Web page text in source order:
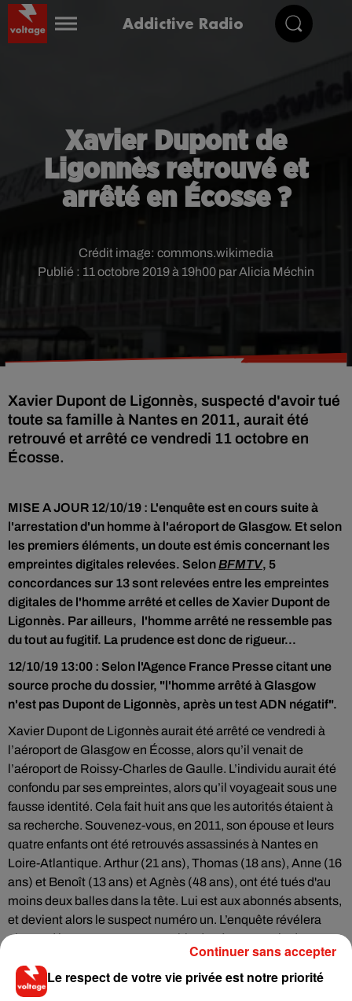
Addictive Radio
Xavier Dupont de
Ligonnès retrouvé et
arrêté en Écosse ?
Publié : 11 octobre 2019 à 19h00 par Alicia Méchin
Crédit image: commons.wikimedia
Xavier Dupont de Ligonnès, suspecté d'avoir tué
toute sa famille à Nantes en 2011, aurait été
retrouvé et arrêté ce vendredi 11 octobre en
Écosse.
MISE A JOUR 12/10/19 : L'enquête est en cours suite à
l'arrestation d'un homme à l'aéroport de Glasgow. Et selon
les premiers éléments, un doute est émis concernant les
empreintes digitales relevées. SelonBFMTV, 5
concordances sur 13 sont relevées entre les empreintes
digitales de l'homme arrêté et celles de Xavier Dupont de
Ligonnès. Par ailleurs, l'homme arrêté ne ressemble pas
du tout au fugitif. La prudence est donc de rigueur...
12/10/19 13:00 : Selon l'Agence France Presse citant une
source proche du dossier, "l'homme arrêté à Glasgow
n'est pas Dupont de Ligonnès, après un test ADN négatif".
Xavier Dupont de Ligonnès aurait été arrêté ce vendredi à
l’aéroport de Glasgow en Écosse, alors qu’il venait de
l’aéroport de Roissy-Charles de Gaulle. L’individu aurait été
confondu par ses empreintes, alors qu’il voyageait sous une
fausse identité. Cela fait huit ans que les autorités étaient à
sa recherche. Souvenez-vous, en 2011, son épouse et leurs
quatre enfants ont été retrouvés assassinés à Nantes en
Loire-Atlantique. Arthur (21 ans), Thomas (18 ans), Anne (16
ans) et Benoît (13 ans) et Agnès (48 ans), ont été tués d'au
moins deux balles dans la tête. Lui est aux abonnés absents,
et devient alors le suspect numéro un. L’enquête révélera
plus tard le comportement trouble du père, avant le drame.
SelonLe Parisien
n’a montré aucune résistance lors de son interpellation.
Le respect de votre vie privée est notre priorité
Continuer sans accepter